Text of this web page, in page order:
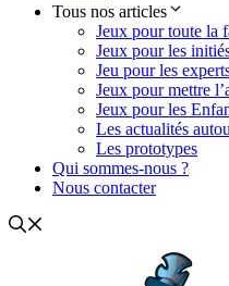
Tous nos articles
Jeux pour toute la
Jeux pour les
Jeu pour les
Jeux pour mettre
Jeux pour les
Les actualités
Les prototypes
Qui sommes-nous ?
Nous contacter